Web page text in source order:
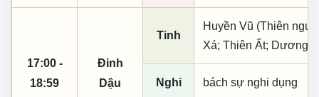
17:00 -
18:59
Đinh
Dậu
Tinh
Huyền Vũ (Thiên
Xá; Thiên Ất; Dương
Nghi bách sự nghi dụng